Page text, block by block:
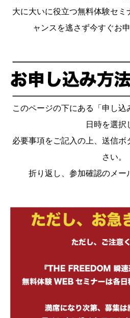
大に大いに役立つ無料体験セミ
ャンスを逃さず今すぐお
このページの下にある「申し
日時を選択
必要事項をご記入の上、送信
さい。
折り返し、参加確認のメー